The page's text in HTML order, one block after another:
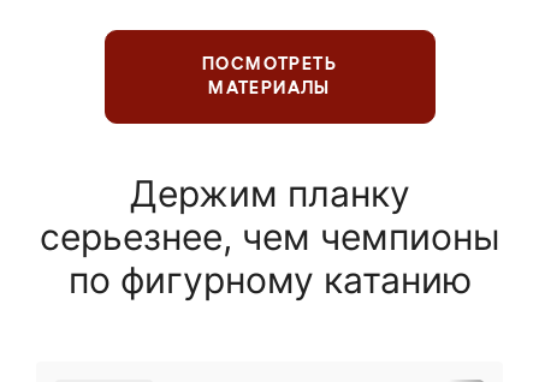
ПОСМОТРЕТЬ
МАТЕРИАЛЫ
Держим планку
серьезнее, чем чемпионы
по фигурному катанию